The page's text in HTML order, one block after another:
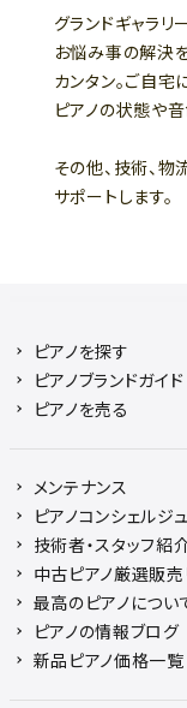
グランドギャラリ
お悩み事の解決
カンタン。ご自宅
ピアノの状態や
その他、技術、
サポートします。
ピアノを探す
ピアノブランドガイド
ピアノを売る
メンテナンス
ピアノコンシェルジ
技術者・スタッフ紹
中古ピアノ厳選販売
最高のピアノについ
ピアノの情報ブログ
新品ピアノ価格一覧